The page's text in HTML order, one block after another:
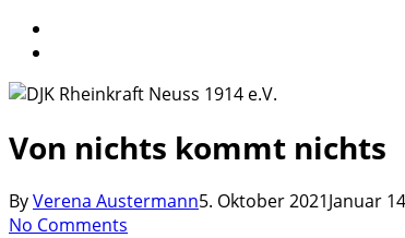
Von nichts kommt nichts
ByVerena Austermann5. Oktober 2021Januar
No Comments